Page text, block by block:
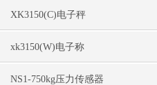
XK3150(C)电子秤
xk3150(W)电子称
NS1-750kg压力传感器